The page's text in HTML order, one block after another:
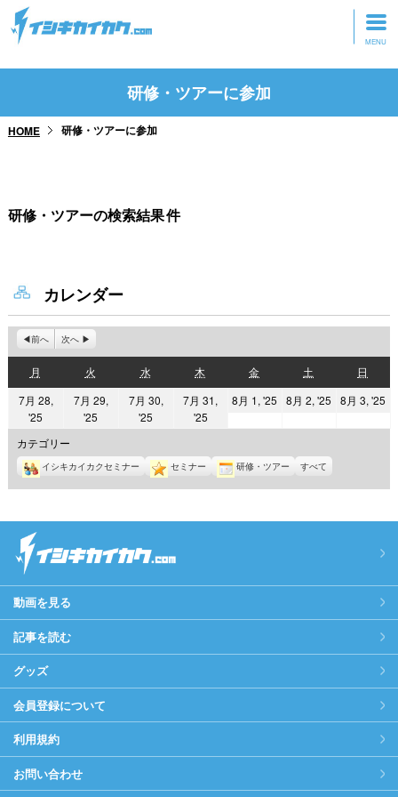
トップページ
研修・ツアーに参加
研修・ツアーに参加
HOME 研修・ツアーに参加
研修・ツアーの検索結果件
カレンダー
前へ 次へ
月
曜
日
火
曜
日
水水
曜
日
木
曜
日
金金
曜
日
土
曜
日
日
曜
日
7月 28,
'25
年
7
月
28
7月 29,
'25
7
月
29
7月 30,
'25
7
月
30
7月 31,
'252025
7
月
31
8月 1, '25
2025
月
日
8月 2, '25
2025
月
日
8月 3, '25
日
カテゴリー
イシキカイカクセミナー セミナー 研修・ツアー すべて
動画を見る
記事を読む
グッズ
会員登録について
利用規約
お問い合わせ